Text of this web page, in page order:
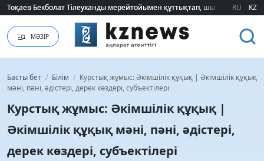
Тоқаев Бекболат Тілеуханды мерейтойымен құттықтап, шығармашылық
Тоқаев Бекболат Тілеуханды мерейтойымен құттықтап, шығармашылық
RU KZ
МӘЗІР
Басты бет / Білім / Курстық жұмыс: Әкімшілік құқық | Әкімшілік құқық
мәні, пәні, әдістері, дерек көздері, субъектілері
Курстық жұмыс: Әкімшілік құқық |
Әкімшілік құқық мәні, пәні, әдістері,
дерек көздері, субъектілері